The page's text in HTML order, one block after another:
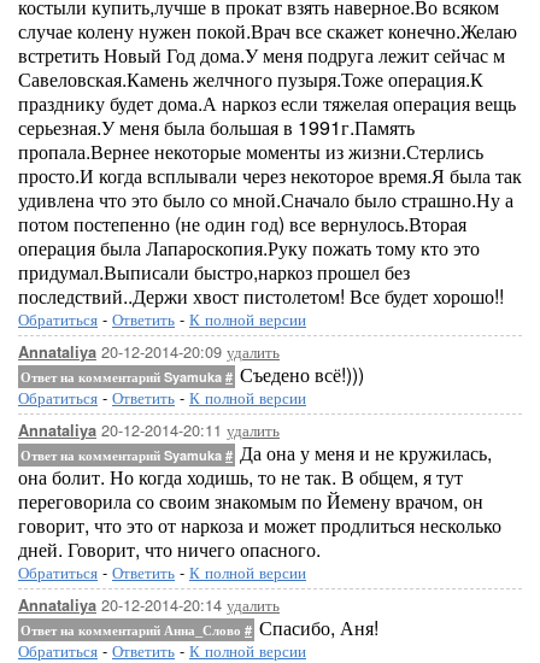
костыли купить,лучше в прокат взять наверное.Во всяком
случае колену нужен покой.Врач все скажет конечно.Желаю
встретить Новый Год дома.У меня подруга лежит сейчас м
Савеловская.Камень желчного пузыря.Тоже операция.К
празднику будет дома.А наркоз если тяжелая операция вещь
серьезная.У меня была большая в 1991г.Память
пропала.Вернее некоторые моменты из жизни.Стерлись
просто.И когда всплывали через некоторое время.Я была так
удивлена что это было со мной.Сначало было страшно.Ну а
потом постепенно (не один год) все вернулось.Вторая
операция была Лапароскопия.Руку пожать тому кто это
придумал.Выписали быстро,наркоз прошел без
последствий..Держи хвост пистолетом! Все будет хорошо!!
Обратиться - Ответить - К полной версии
Annataliya 20-12-2014-20:09 удалить
Ответ на комментарий Syamuka # Съедено всё!)))
Обратиться - Ответить - К полной версии
Annataliya 20-12-2014-20:11 удалить
Ответ на комментарий Syamuka # Да она у меня и не кружилась,
она болит. Но когда ходишь, то не так. В общем, я тут
переговорила со своим знакомым по Йемену врачом, он
говорит, что это от наркоза и может продлиться несколько
дней. Говорит, что ничего опасного.
Обратиться - Ответить - К полной версии
Annataliya 20-12-2014-20:14 удалить
Ответ на комментарий Анна_Слово # Спасибо, Аня!
Обратиться - Ответить - К полной версии